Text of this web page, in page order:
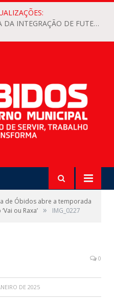
EDITAL Nº 001/2026 – III COPA DA INTEGRAÇÃO DE FUTEBOL FEMININO 2026 DO MUNICÍPIO DE ÓBIDOS
de Óbidos abre a temporada
ou Raxa’ » IMG_0227
0
DE 2025